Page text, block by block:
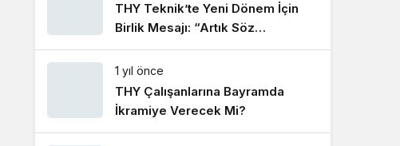
Gündüz Modu
Gündüz modunu seçin.
Gece Modu
Gece modunu seçin.
THY Teknik’te Yeni Dönem İçin
Birlik Mesajı: “Artık Söz
Emekçinin”
1 yıl önce
THY Çalışanlarına Bayramda
İkramiye Verecek Mi?